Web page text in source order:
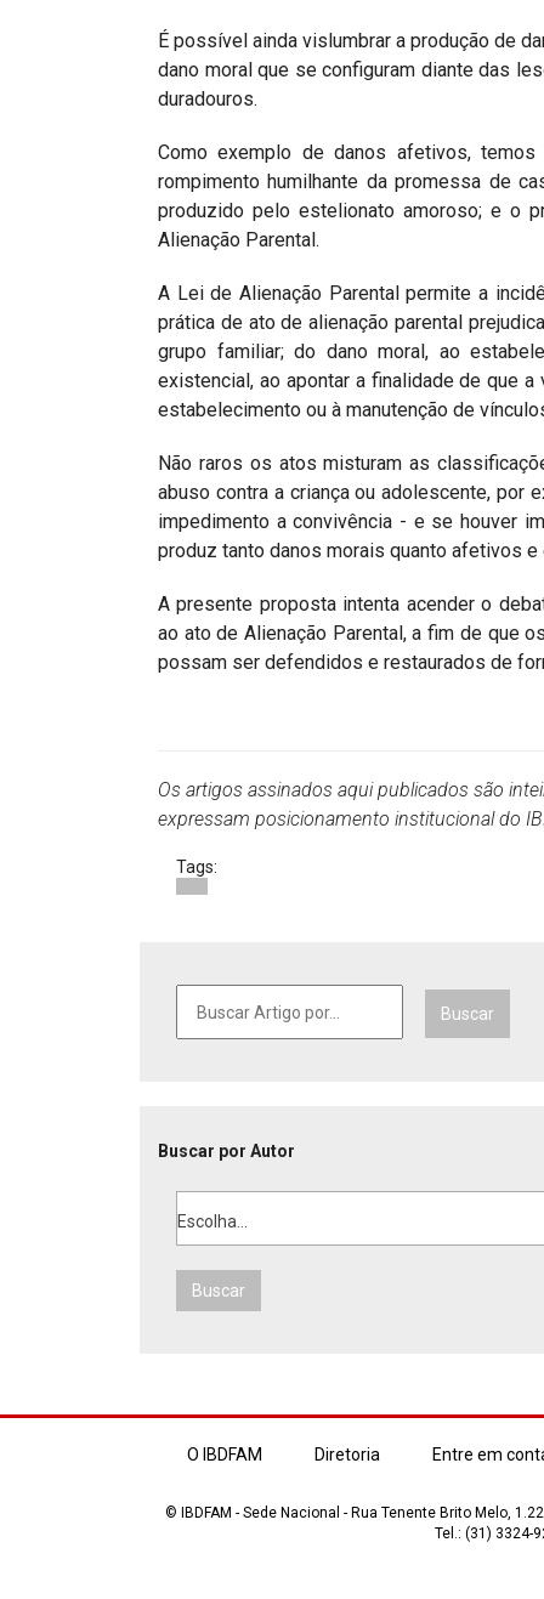
É possível ainda vislumbrar a produção de
dano moral que se configuram diante das
duradouros.
Como exemplo de danos afetivos,
rompimento humilhante da promessa de
produzido pelo estelionato amoroso; e o
Alienação Parental.
A Lei de Alienação Parental permite a
prática de ato de alienação parental
grupo familiar; do dano moral, ao
existencial, ao apontar a finalidade de que
estabelecimento ou à manutenção de
Não raros os atos misturam as
abuso contra a criança ou adolescente, por
impedimento a convivência - e se houver
produz tanto danos morais quanto afetivos
A presente proposta intenta acender o
ao ato de Alienação Parental, a fim de que
possam ser defendidos e restaurados de
Os artigos assinados aqui publicados são
expressam posicionamento institucional do
Tags:
Buscar
Buscar por Autor
Escolha...
Buscar
O IBDFAM Diretoria Entre em
© IBDFAM - Sede Nacional - Rua Tenente Brito Melo,
Tel.: (31) 3324-